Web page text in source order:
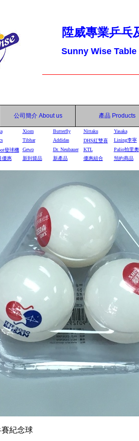
陞威專業乒乓
Sunny Wise
公司簡介 About us 產品 Products
Xiom Butterfly Nittaku
Yasaka
Tibhar Addidas DHS紅雙喜
Lining李寧
發球機 Gewo Dr. Neubauer KTL
Palio拍里奧
優惠 新到貨品 新產品 優惠組合 預約商品
紀念球